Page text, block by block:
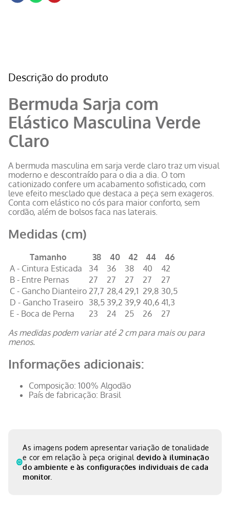
Descrição do produto
Bermuda Sarja com
Elástico Masculina Verde
Claro
A bermuda masculina em sarja verde claro traz um visual
moderno e descontraído para o dia a dia. O tom
cationizado confere um acabamento sofisticado, com
leve efeito mesclado que destaca a peça sem exageros.
Conta com elástico no cós para maior conforto, sem
cordão, além de bolsos faca nas laterais.
Medidas (cm)
Tamanho 38 40 42 44
46
A - Cintura Esticada
34 36 38 40
42
B - Entre Pernas
27 27 27 27
27
C - Gancho Dianteiro 27,7 28,4 29,1 29,8 30,5
D - Gancho Traseiro 38,5 39,2 39,9 40,6 41,3
E - Boca de Perna
23 24 25 26
27
As medidas podem variar até 2 cm para mais ou para
menos.
Informações adicionais:
Composição: 100% Algodão
País de fabricação: Brasil
As imagens podem apresentar variação de tonalidade
e cor em relação à peça original devido à iluminação
do ambiente e às configurações individuais de cada
monitor.